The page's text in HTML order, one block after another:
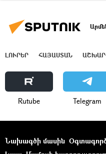
ԼՈՒՐԵՐ ՀԱՅԱՍՏԱՆ
Rutube Telegram
Նախագծի մասին